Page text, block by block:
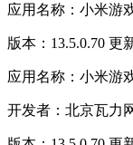
应用名称：小米游
版本：13.5.0.70 更
应用名称：小米游
开发者：北京瓦力